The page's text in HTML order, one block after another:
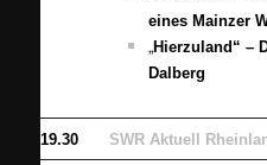
eines Mainzer
„Hierzuland“ –
Dalberg
19.30 SWR Aktuell